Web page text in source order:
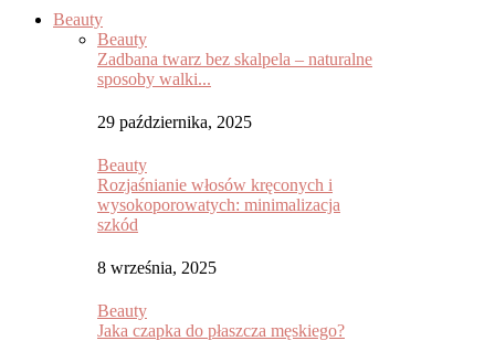
Beauty
Beauty
Zadbana twarz bez skalpela – naturalne
sposoby walki...
29 października, 2025
Beauty
Rozjaśnianie włosów kręconych i
wysokoporowatych: minimalizacja
szkód
8 września, 2025
Beauty
Jaka czapka do płaszcza męskiego?